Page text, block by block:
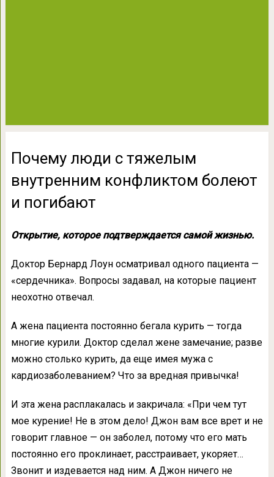
Почему люди с тяжелым
внутренним конфликтом болеют
и погибают
Открытие, которое подтверждается самой жизнью.
Доктор Бернард Лоун осматривал одного пациента —
«сердечника». Вопросы задавал, на которые пациент
неохотно отвечал.
А жена пациента постоянно бегала курить — тогда
многие курили. Доктор сделал жене замечание; разве
можно столько курить, да еще имея мужа с
кардиозаболеванием? Что за вредная привычка!
И эта жена расплакалась и закричала: «При чем тут
мое курение! Не в этом дело! Джон вам все врет и не
говорит главное — он заболел, потому что его мать
постоянно его проклинает, расстраивает, укоряет…
Звонит и издевается над ним. А Джон ничего не